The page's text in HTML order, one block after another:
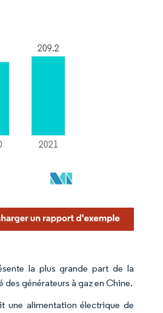
la plus grande part de la
générateurs à gaz en Chine.
une alimentation électrique de